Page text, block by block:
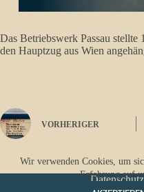
Wir verwenden Cookies, um
Erfahrung auf
Das Betriebswerk Passau stellte
den Hauptzug aus Wien
VORHERIGER
Datenschutz